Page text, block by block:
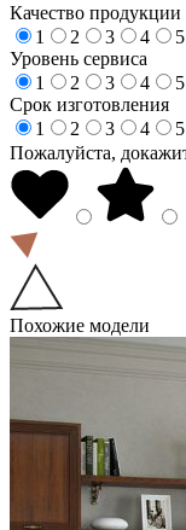
Качество продукции
1
2 3 4
5
Уровень сервиса
1
2 3 4
5
Срок изготовления
1
2 3 4
5
Пожалуйста,
Похожие модели